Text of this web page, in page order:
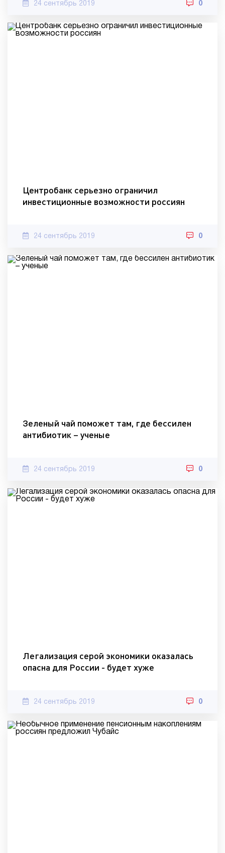
24 сентябрь 2019 0
Центробанк серьезно ограничил
инвестиционные возможности россиян
24 сентябрь 2019 0
Зеленый чай поможет там, где бессилен
антибиотик – ученые
24 сентябрь 2019 0
Легализация серой экономики оказалась
опасна для России - будет хуже
24 сентябрь 2019 0